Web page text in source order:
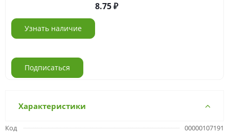
8.75
Узнать наличие
Подписаться
Характеристики
Код
00000107191